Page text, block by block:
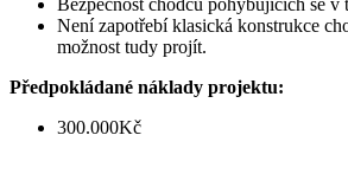
Není zapotřebí klasická konstrukce
možnost tudy projít.
Předpokládané náklady projektu:
300.000Kč